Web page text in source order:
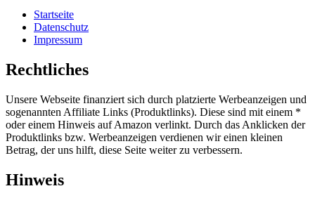
Startseite
Datenschutz
Impressum
Rechtliches
Unsere Webseite finanziert sich durch platzierte Werbeanzeigen und
sogenannten Affiliate Links (Produktlinks). Diese sind mit einem *
oder einem Hinweis auf Amazon verlinkt. Durch das Anklicken der
Produktlinks bzw. Werbeanzeigen verdienen wir einen kleinen
Betrag, der uns hilft, diese Seite weiter zu verbessern.
Hinweis